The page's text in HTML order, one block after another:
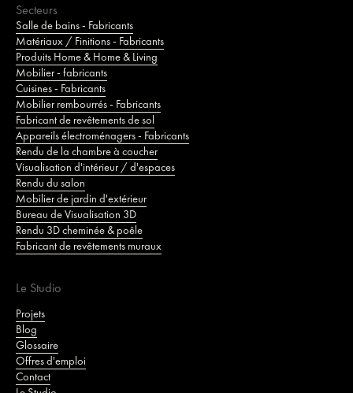
Secteurs
Salle de bains - Fabricants
Matériaux / Finitions - Fabricants
Produits Home & Home & Living
Mobilier - fabricants
Cuisines - Fabricants
Mobilier rembourrés - Fabricants
Fabricant de revêtements de sol
Appareils électroménagers - Fabricants
Rendu de la chambre à coucher
Visualisation d'intérieur / d'espaces
Rendu du salon
Mobilier de jardin d'extérieur
Bureau de Visualisation 3D
Rendu 3D cheminée & poêle
Fabricant de revêtements muraux
Le Studio
Projets
Blog
Glossaire
Offres d'emploi
Contact